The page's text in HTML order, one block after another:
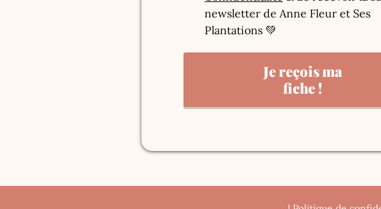
newsletter de Anne Fleur et Ses
Plantations 💚
Je reçois ma
fiche !